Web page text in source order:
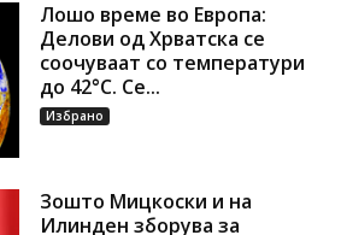
Лошо време во Европа:
Делови од Хрватска се
соочуваат со температури
до 42°C. Се...
Избрано
Зошто Мицкоски и на
Илинден зборува за